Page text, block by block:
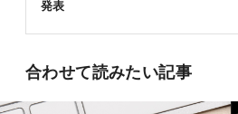
発表
合わせて読みたい記事